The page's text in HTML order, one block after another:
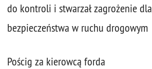
do kontroli i stwarzał zagrożenie dla
bezpieczeństwa w ruchu drogowym
Pościg za kierowcą forda